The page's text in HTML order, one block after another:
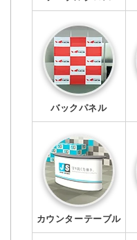
クリアファ
マグネット
Ｔシャツ
ブルゾン
ワイシャツ
キャップ
バックパネル
カウンターテーブル